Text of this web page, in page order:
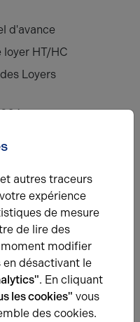
d'avance
loyer HT/HC
Loyers
du preneur
Type
Activités
/
autres traceurs
expérience
de mesure
de lire des
moment modifier
désactivant le
. En cliquant
les cookies" vous
des cookies.